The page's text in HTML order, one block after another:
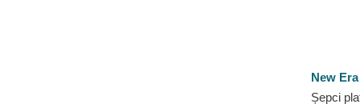
New Era
Șepci